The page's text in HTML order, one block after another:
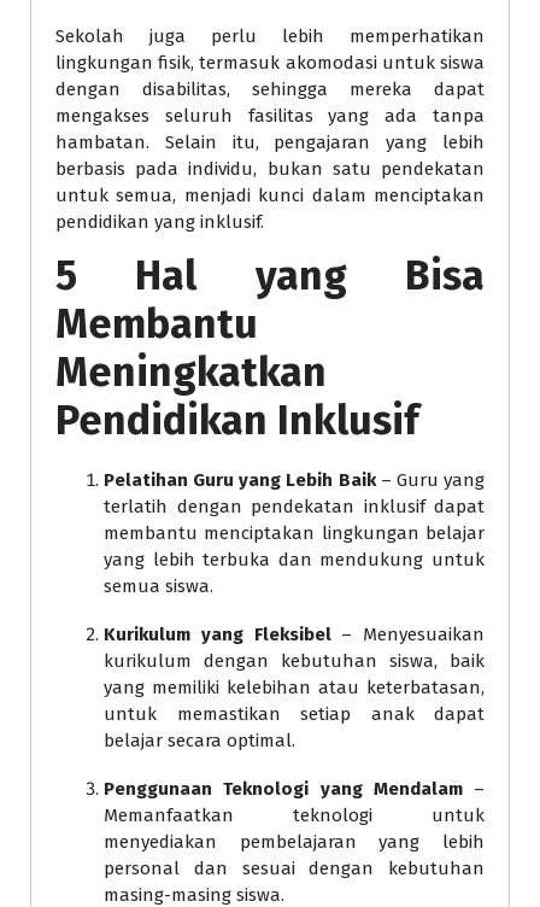
Sekolah juga perlu lebih memperhatikan
lingkungan fisik, termasuk akomodasi untuk siswa
dengan disabilitas, sehingga mereka dapat
mengakses seluruh fasilitas yang ada tanpa
hambatan. Selain itu, pengajaran yang lebih
berbasis pada individu, bukan satu pendekatan
untuk semua, menjadi kunci dalam menciptakan
pendidikan yang inklusif.
5 Hal yang Bisa
Membantu
Meningkatkan
Pendidikan Inklusif
Pelatihan Guru yang Lebih Baik– Guru yang
terlatih dengan pendekatan inklusif dapat
membantu menciptakan lingkungan belajar
yang lebih terbuka dan mendukung untuk
semua siswa.
Kurikulum yang Fleksibel– Menyesuaikan
kurikulum dengan kebutuhan siswa, baik
yang memiliki kelebihan atau keterbatasan,
untuk memastikan setiap anak dapat
belajar secara optimal.
Penggunaan Teknologi yang Mendalam–
Memanfaatkan teknologi untuk
menyediakan pembelajaran yang lebih
personal dan sesuai dengan kebutuhan
masing-masing siswa.